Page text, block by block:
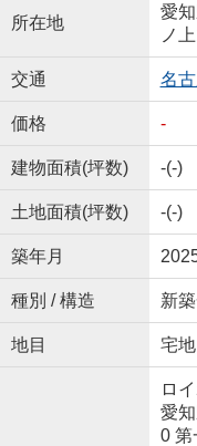
所在地
愛
ノ
交通 名
価格 -
建物面積(坪数) -(-)
土地面積(坪数) -(-)
築年月
種別 / 構造 新
地目 宅地
ロ
愛
0 第